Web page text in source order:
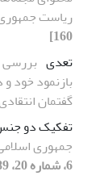
ریاست
160]
تعدی بررسی
بازنمود خود
گفتمان
تفکیک دو
جمهوری
6، شماره 20، 1389، صفحه 77-120]